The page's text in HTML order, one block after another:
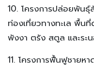
10. โครงการปล่อยพัน
ท่องเที่ยวทางทะเล พื้น
พังงา ตรัง สตูล และร
11. โครงการฟื้นฟูชาย